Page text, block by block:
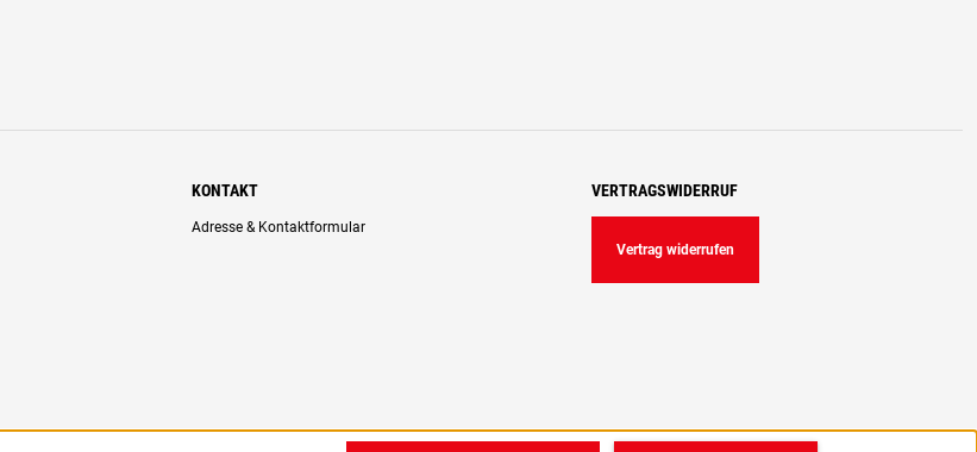
KONTAKT
Adresse & Kontaktformular
VERTRAGSWIDERRUF
Vertrag widerrufen